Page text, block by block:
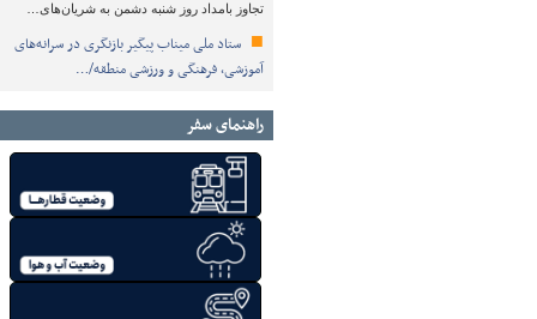
تجاوز بامداد روز شنبه دشمن به شریان‌های…
ستاد ملی میناب پیگیر بازنگری در سرانه‌های
آموزشی، فرهنگی و ورزشی منطقه/…
راهنمای سفر